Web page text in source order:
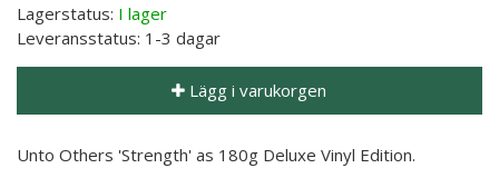
Lagerstatus: I lager
Leveransstatus: 1-3 dagar
Lägg i varukorgen
Unto Others 'Strength' as 180g Deluxe Vinyl Edition.